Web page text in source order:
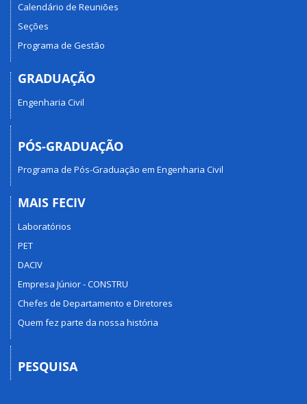
Calendário de Reuniões
Seções
Programa de Gestão
GRADUAÇÃO
Engenharia Civil
PÓS-GRADUAÇÃO
Programa de Pós-Graduação em Engenharia Civil
MAIS FECIV
Laboratórios
PET
DACIV
Empresa Júnior - CONSTRU
Chefes de Departamento e Diretores
Quem fez parte da nossa história
PESQUISA